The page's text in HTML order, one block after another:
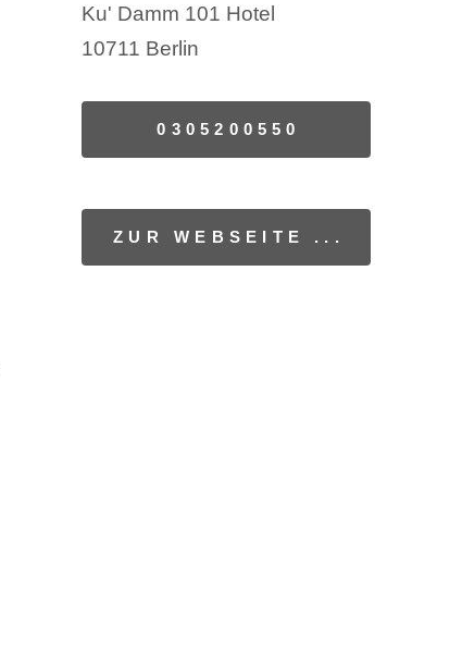
Ku' Damm 101 Hotel
10711 Berlin
0305200550
ZUR WEBSEITE ...